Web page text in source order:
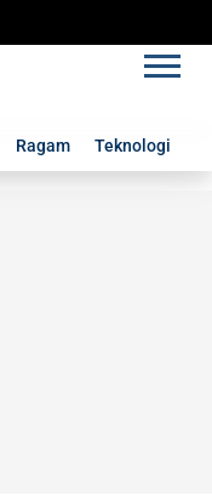
Ragam Teknologi